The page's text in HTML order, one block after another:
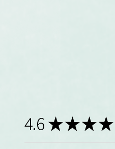
4.6 ★★★★